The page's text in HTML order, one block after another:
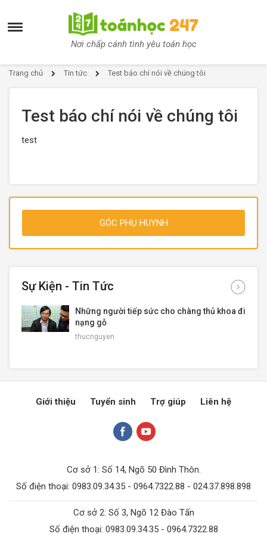
Nơi chấp cánh tình yêu toán học
Trang chủ Tin tức Test báo chí nói về chúng tôi
Test báo chí nói về chúng tôi
test
GÓC PHỤ HUYNH
Sự Kiện - Tin Tức
Những người tiếp sức cho chàng thủ khoa đi
nạng gỗ
thucnguyen
Giới thiệu Tuyển sinh Trợ giúp Liên hệ
Cơ sở 1: Số 14, Ngõ 50 Đình Thôn.
Số điện thoại: 0983.09.34.35 - 0964.7322.88 - 024.37.898.898
Cơ sở 2: Số 3, Ngõ 12 Đào Tấn
Số điện thoại: 0983.09.34.35 - 0964.7322.88